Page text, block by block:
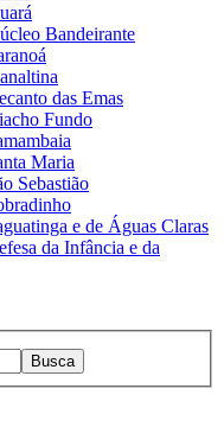
Bandeirante
das Emas
Fundo
Maria
Sebastião
e de Águas Claras
da Infância e da
Busca